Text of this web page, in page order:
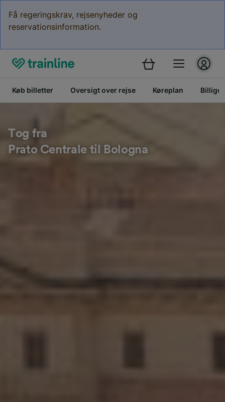
Få regeringskrav, rejsenyheder og
reservationsinformation.
Køb billetter Oversigt over rejse Køreplan Billige
Tog fra
Prato Centrale til Bologna